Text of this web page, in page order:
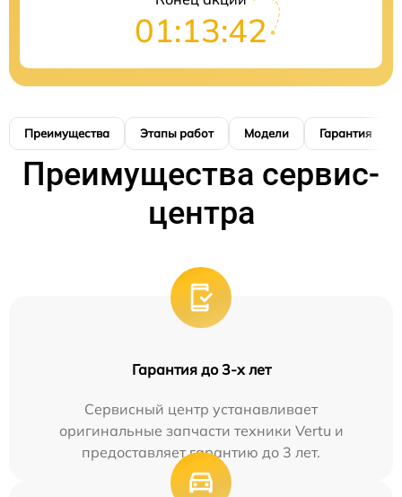
01:13:42
Преимущества Этапы работ Модели Гарантия
Преимущества сервис-
центра
Гарантия до 3-х лет
Сервисный центр устанавливает
оригинальные запчасти техники Vertu и
предоставляет гарантию до 3 лет.